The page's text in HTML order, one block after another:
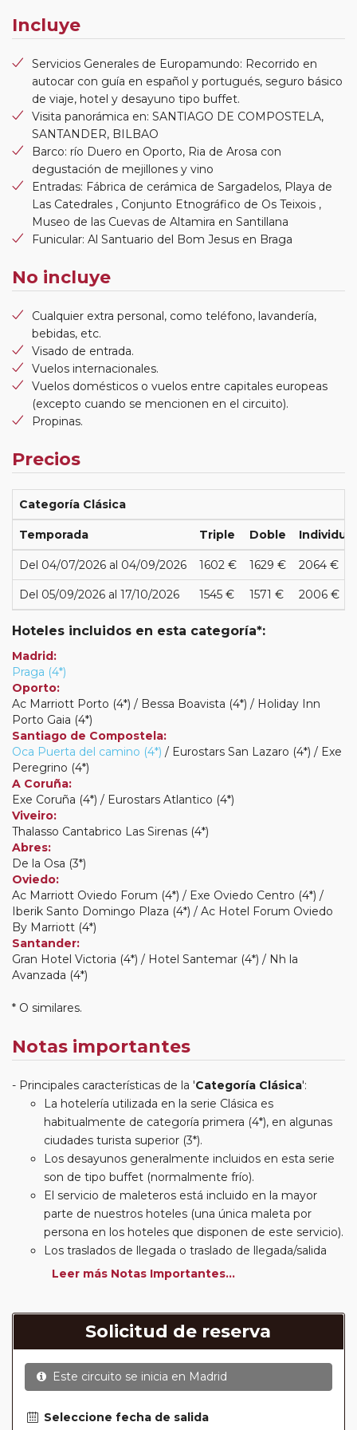
Incluye
Servicios Generales de Europamundo: Recorrido en
autocar con guía en español y portugués, seguro básico
de viaje, hotel y desayuno tipo buffet.
Visita panorámica en: SANTIAGO DE COMPOSTELA,
SANTANDER, BILBAO
Barco: río Duero en Oporto, Ria de Arosa con
degustación de mejillones y vino
Entradas: Fábrica de cerámica de Sargadelos, Playa de
Las Catedrales , Conjunto Etnográfico de Os Teixois ,
Museo de las Cuevas de Altamira en Santillana
Funicular: Al Santuario del Bom Jesus en Braga
No incluye
Cualquier extra personal, como teléfono, lavandería,
bebidas, etc.
Visado de entrada.
Vuelos internacionales.
Vuelos domésticos o vuelos entre capitales europeas
(excepto cuando se mencionen en el circuito).
Propinas.
Precios
Categoría Clásica
Temporada Triple Doble Individual
Del 04/07/2026 al 04/09/2026 1602 € 1629 € 2064 €
Del 05/09/2026 al 17/10/2026 1545 € 1571 € 2006 €
Hoteles incluidos en esta categoría*:
Madrid:
Praga (4*)
Oporto:
Ac Marriott Porto (4*) / Bessa Boavista (4*) / Holiday Inn
Porto Gaia (4*)
Santiago de Compostela:
Oca Puerta del camino (4*) / Eurostars San Lazaro (4*) / Exe
Peregrino (4*)
A Coruña:
Exe Coruña (4*) / Eurostars Atlantico (4*)
Viveiro:
Thalasso Cantabrico Las Sirenas (4*)
Abres:
De la Osa (3*)
Oviedo:
Ac Marriott Oviedo Forum (4*) / Exe Oviedo Centro (4*) /
Iberik Santo Domingo Plaza (4*) / Ac Hotel Forum Oviedo
By Marriott (4*)
Santander:
Gran Hotel Victoria (4*) / Hotel Santemar (4*) / Nh la
Avanzada (4*)
* O similares.
Notas importantes
Principales características de la 'Categoría Clásica':
La hotelería utilizada en la serie Clásica es
habitualmente de categoría primera (4*), en algunas
ciudades turista superior (3*).
Los desayunos generalmente incluidos en esta serie
son de tipo buffet (normalmente frío).
El servicio de maleteros está incluido en la mayor
parte de nuestros hoteles (una única maleta por
persona en los hoteles que disponen de este servicio).
Los traslados de llegada o traslado de llegada/salida
estarán incluidos según itinerario.
suplemento de media pensión (incluirá un número de
En muchos itinerarios le incluimos algunas cenas. En
circuitos clásicos Europeos normalmente las entradas
mientras que en viajes regionales y otros viajes
Leer más Notas Importantes...
Solicitud de reserva
Este circuito se inicia en Madrid
Seleccione fecha de salida